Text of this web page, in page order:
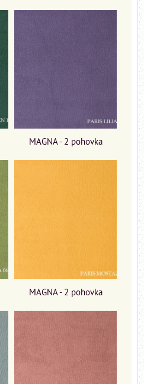
MAGNA - 2 pohovka
MAGNA - 2 pohovka